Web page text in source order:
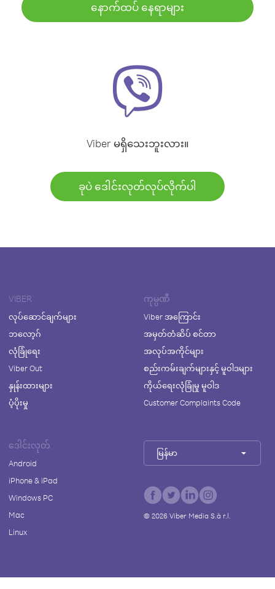
နောက်ထပ် နေရာများ
Viber မရှိသေးဘူးလား။
ခုပဲ ဒေါင်းလုတ်လုပ်လိုက်ပါ
VIBER
လုပ်ဆောင်ချက်များ
ဘလော့ဂ်
လုံခြုံရေး
Viber Out
နှုန်းထားများ
ပံ့ပိုးမှု
ကုမ္ပဏီ
Viber အကြောင်း
အမှတ်တံဆိပ် စင်တာ
အလုပ်အကိုင်များ
စည်းကမ်းချက်များနှင့် မူဝါဒများ
ကိုယ်ရေးလုံခြုံမှု မူဝါဒ
Customer Complaints Code
ဒေါင်းလုတ်
Android
iPhone & iPad
Windows PC
Mac
Linux
မြန်မာ
© 2026Viber Media S.à r.l.